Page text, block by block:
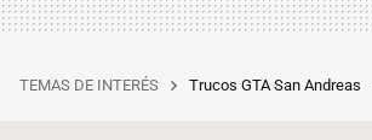
TEMAS DE INTERÉS Trucos GTA San Andreas